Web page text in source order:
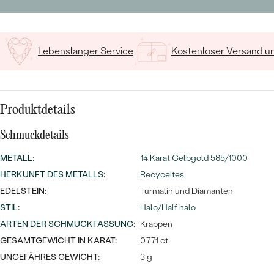
Meistverkaufte
Eheringe
NACH MATERIAL
GOLD
SILBER
SCHMUCK MIT LAB GROWN
DIAMANTEN
PERLENSCHMUCK
NACH STYL
PERSONALISIERT
SYMBOLISCH
MINIMALISTISCH
NACH ANLASS
LUXURIÖSE
Lebenslanger Service Kostenloser Versand
Produktdetails
Schmuckdetails
METALL:
14 Karat Gelbgold 585/1000
HERKUNFT DES METALLS:
Recyceltes
EDELSTEIN:
Turmalin und Diamanten
STIL:
Halo/Half halo
ARTEN DER SCHMUCKFASSUNG: Krappen
GESAMTGEWICHT IN KARAT:
0.771 ct
UNGEFÄHRES GEWICHT:
3 g